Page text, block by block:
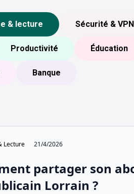
& lecture Sécurité & VPN
Productivité Éducation
Banque
Lecture 21/4/2026
partager son
Lorrain ?